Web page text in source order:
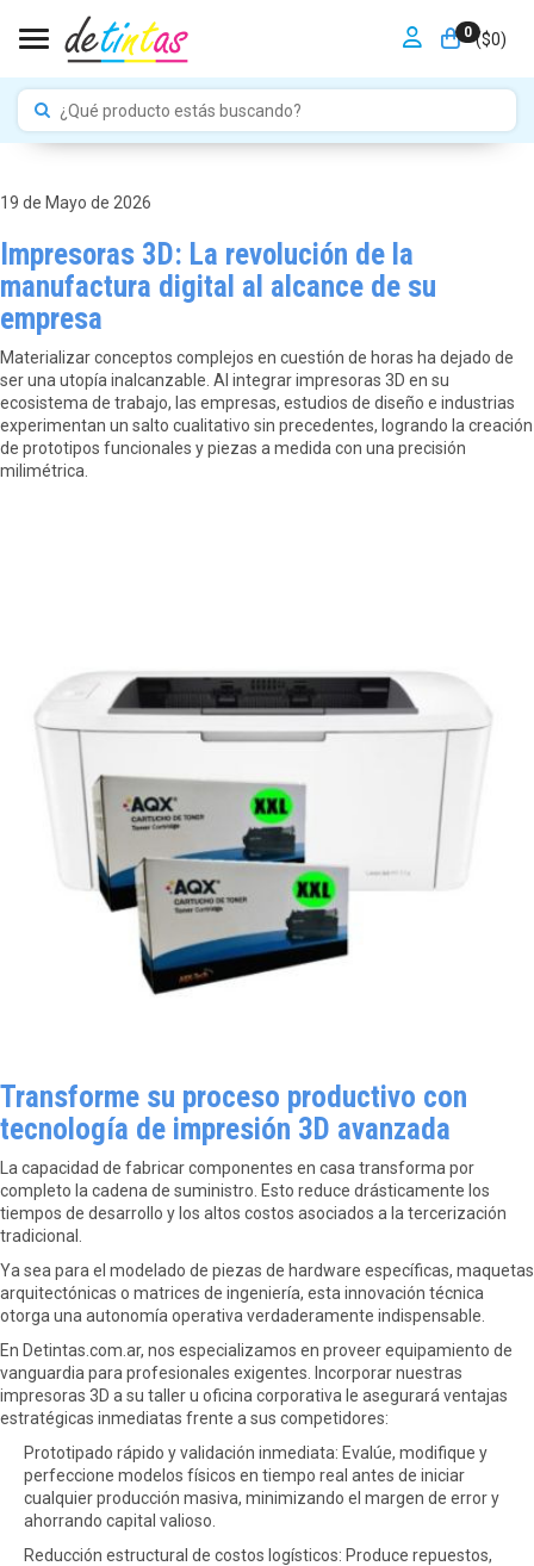
0 ($0)
Toggle navigation
19 de Mayo de 2026
Impresoras 3D: La revolución de la
manufactura digital al alcance de su
empresa
Materializar conceptos complejos en cuestión de horas ha dejado de
ser una utopía inalcanzable. Al integrar impresoras 3D en su
ecosistema de trabajo, las empresas, estudios de diseño e industrias
experimentan un salto cualitativo sin precedentes, logrando la creación
de prototipos funcionales y piezas a medida con una precisión
milimétrica.
Transforme su proceso productivo con
tecnología de impresión 3D avanzada
La capacidad de fabricar componentes en casa transforma por
completo la cadena de suministro. Esto reduce drásticamente los
tiempos de desarrollo y los altos costos asociados a la tercerización
tradicional.
Ya sea para el modelado de piezas de hardware específicas, maquetas
arquitectónicas o matrices de ingeniería, esta innovación técnica
otorga una autonomía operativa verdaderamente indispensable.
En Detintas.com.ar, nos especializamos en proveer equipamiento de
vanguardia para profesionales exigentes. Incorporar nuestras
impresoras 3D a su taller u oficina corporativa le asegurará ventajas
estratégicas inmediatas frente a sus competidores:
Prototipado rápido y validación inmediata: Evalúe, modifique y
perfeccione modelos físicos en tiempo real antes de iniciar
cualquier producción masiva, minimizando el margen de error y
ahorrando capital valioso.
Reducción estructural de costos logísticos: Produce repuestos,